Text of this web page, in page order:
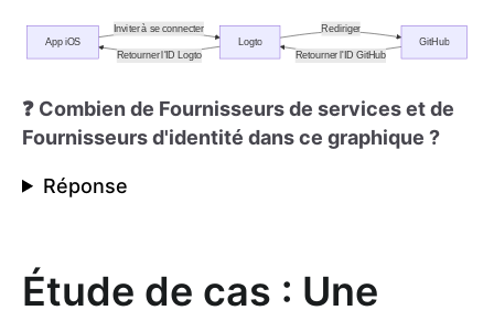
❓ Combien de Fournisseurs de services et de
Fournisseurs d'identité dans ce graphique ?
Réponse
Étude de cas : Une